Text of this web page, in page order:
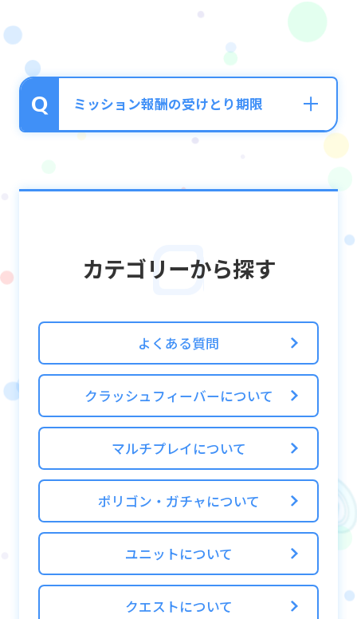
ミッション報酬の受けとり期限
とり期限となっております。
カテゴリーから探す
よくある質問
クラッシュフィーバーについて
マルチプレイについて
ポリゴン・ガチャについて
ユニットについて
クエストについて